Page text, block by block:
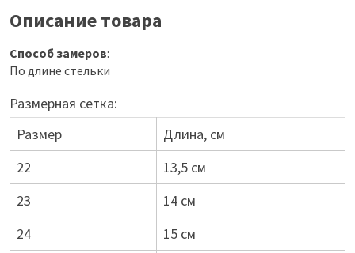
Описание товара
Способ замеров:
По длине стельки
Размерная сетка:
Размер
Длина, см
22
13,5 см
23
14 см
24
15 см